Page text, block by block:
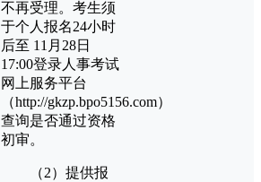
不再受理。考生须
于个人报名24小时
后至 11月28日
17:00登录人事考试
网上服务平台
（http://gkzp.bpo5156.com）
查询是否通过资格
初审。
（2）提供报